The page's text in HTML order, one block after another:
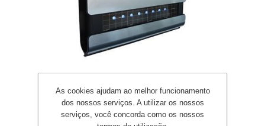
Infiniti 2 (Tecnologia LED)
As cookies ajudam ao melhor funcionamento
dos nossos serviços. A utilizar os nossos
serviços, você concorda como os nossos